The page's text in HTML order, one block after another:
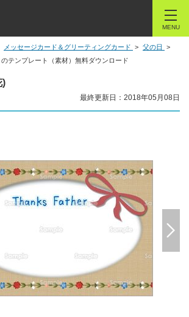
MENU
メッセージカード＆グリーティングカード
父の日
のテンプレート（素材）無料ダウンロード
)
最終更新日：2018年05月08日